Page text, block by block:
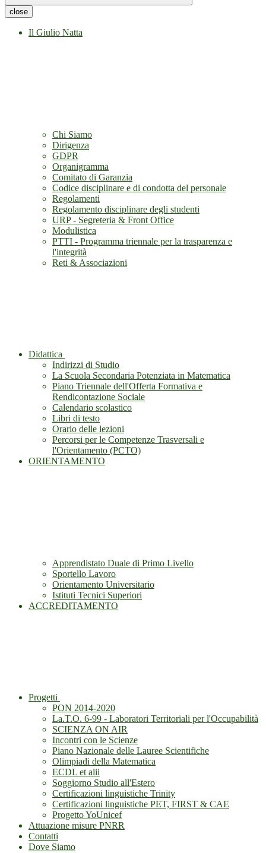
close
Il Giulio Natta
Chi Siamo
Dirigenza
GDPR
Organigramma
Comitato di Garanzia
Codice disciplinare e di condotta del personale
Regolamenti
Regolamento disciplinare degli studenti
URP - Segreteria & Front Office
Modulistica
PTTI - Programma triennale per la trasparenza e
l'integrità
Reti & Associazioni
Didattica
Indirizzi di Studio
La Scuola Secondaria Potenziata in Matematica
Piano Triennale dell'Offerta Formativa e
Rendicontazione Sociale
Calendario scolastico
Libri di testo
Orario delle lezioni
Percorsi per le Competenze Trasversali e
l'Orientamento (PCTO)
ORIENTAMENTO
Apprendistato Duale di Primo Livello
Sportello Lavoro
Orientamento Universitario
Istituti Tecnici Superiori
ACCREDITAMENTO
Progetti
PON 2014-2020
La.T.O. 6-99 - Laboratori Territoriali per l'Occupabilità
SCIENZA ON AIR
Incontri con le Scienze
Piano Nazionale delle Lauree Scientifiche
Olimpiadi della Matematica
ECDL et alii
Soggiorno Studio all'Estero
Certificazioni linguistiche Trinity
Certificazioni linguistiche PET, FIRST & CAE
Progetto YoUnicef
Attuazione misure PNRR
Contatti
Dove Siamo